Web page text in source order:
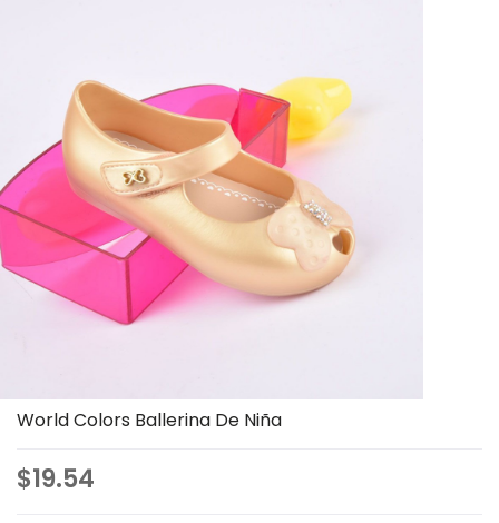
World Colors Ballerina De Niña
$19.54